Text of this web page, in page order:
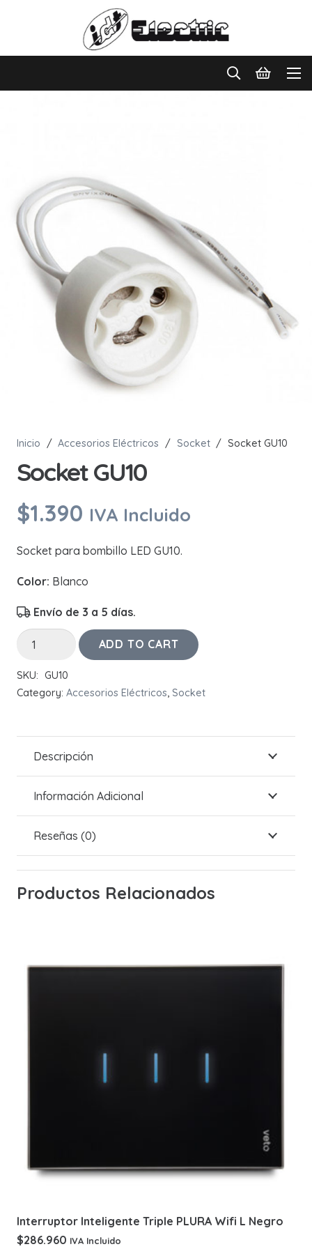
Inicio / Accesorios Eléctricos / Socket / Socket GU10
Socket GU10
$1.390 IVA Incluido
Socket para bombillo LED GU10.
Color: Blanco
Envío de 3 a 5 días.
Socket
quantity
ADD TO CART
SKU: GU10
Category: Accesorios Eléctricos, Socket
Descripción
Información Adicional
Reseñas (0)
Productos Relacionados
Interruptor Inteligente Triple PLURA Wifi L Negro
$286.960 IVA Incluido